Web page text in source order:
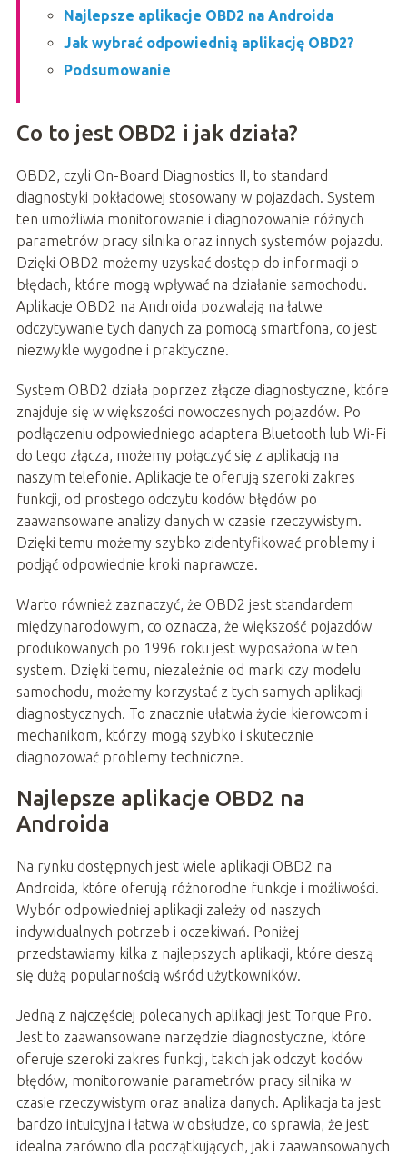
Najlepsze aplikacje OBD2 na Androida
Jak wybrać odpowiednią aplikację OBD2?
Podsumowanie
Co to jest OBD2 i jak działa?
OBD2, czyli On-Board Diagnostics II, to standard
diagnostyki pokładowej stosowany w pojazdach. System
ten umożliwia monitorowanie i diagnozowanie różnych
parametrów pracy silnika oraz innych systemów pojazdu.
Dzięki OBD2 możemy uzyskać dostęp do informacji o
błędach, które mogą wpływać na działanie samochodu.
Aplikacje OBD2 na Androida pozwalają na łatwe
odczytywanie tych danych za pomocą smartfona, co jest
niezwykle wygodne i praktyczne.
System OBD2 działa poprzez złącze diagnostyczne, które
znajduje się w większości nowoczesnych pojazdów. Po
podłączeniu odpowiedniego adaptera Bluetooth lub Wi-Fi
do tego złącza, możemy połączyć się z aplikacją na
naszym telefonie. Aplikacje te oferują szeroki zakres
funkcji, od prostego odczytu kodów błędów po
zaawansowane analizy danych w czasie rzeczywistym.
Dzięki temu możemy szybko zidentyfikować problemy i
podjąć odpowiednie kroki naprawcze.
Warto również zaznaczyć, że OBD2 jest standardem
międzynarodowym, co oznacza, że większość pojazdów
produkowanych po 1996 roku jest wyposażona w ten
system. Dzięki temu, niezależnie od marki czy modelu
samochodu, możemy korzystać z tych samych aplikacji
diagnostycznych. To znacznie ułatwia życie kierowcom i
mechanikom, którzy mogą szybko i skutecznie
diagnozować problemy techniczne.
Najlepsze aplikacje OBD2 na
Androida
Na rynku dostępnych jest wiele aplikacji OBD2 na
Androida, które oferują różnorodne funkcje i możliwości.
Wybór odpowiedniej aplikacji zależy od naszych
indywidualnych potrzeb i oczekiwań. Poniżej
przedstawiamy kilka z najlepszych aplikacji, które cieszą
się dużą popularnością wśród użytkowników.
Jedną z najczęściej polecanych aplikacji jest Torque Pro.
Jest to zaawansowane narzędzie diagnostyczne, które
oferuje szeroki zakres funkcji, takich jak odczyt kodów
błędów, monitorowanie parametrów pracy silnika w
czasie rzeczywistym oraz analiza danych. Aplikacja ta jest
bardzo intuicyjna i łatwa w obsłudze, co sprawia, że jest
idealna zarówno dla początkujących, jak i zaawansowanych